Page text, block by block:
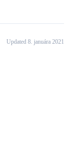
Updated 8. januára 2021